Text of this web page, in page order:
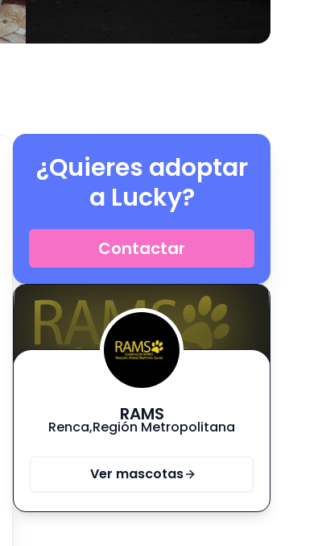
¿Quieres adoptar
a Lucky?
Contactar
RAMS
Renca,Región Metropolitana
Ver mascotas